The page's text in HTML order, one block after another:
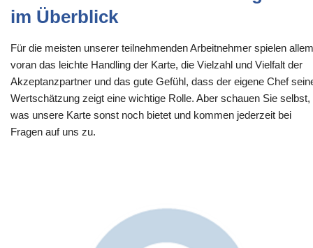
im Überblick
Für die meisten unserer teilnehmenden Arbeitnehmer spielen allem
voran das leichte Handling der Karte, die Vielzahl und Vielfalt der
Akzeptanzpartner und das gute Gefühl, dass der eigene Chef
Wertschätzung zeigt eine wichtige Rolle. Aber schauen Sie selbst,
was unsere Karte sonst noch bietet und kommen jederzeit bei
Fragen auf uns zu.